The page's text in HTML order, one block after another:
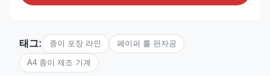
태그: 종이 포장 라인 페이퍼 롤 판자공
A4 종이 제조 기계